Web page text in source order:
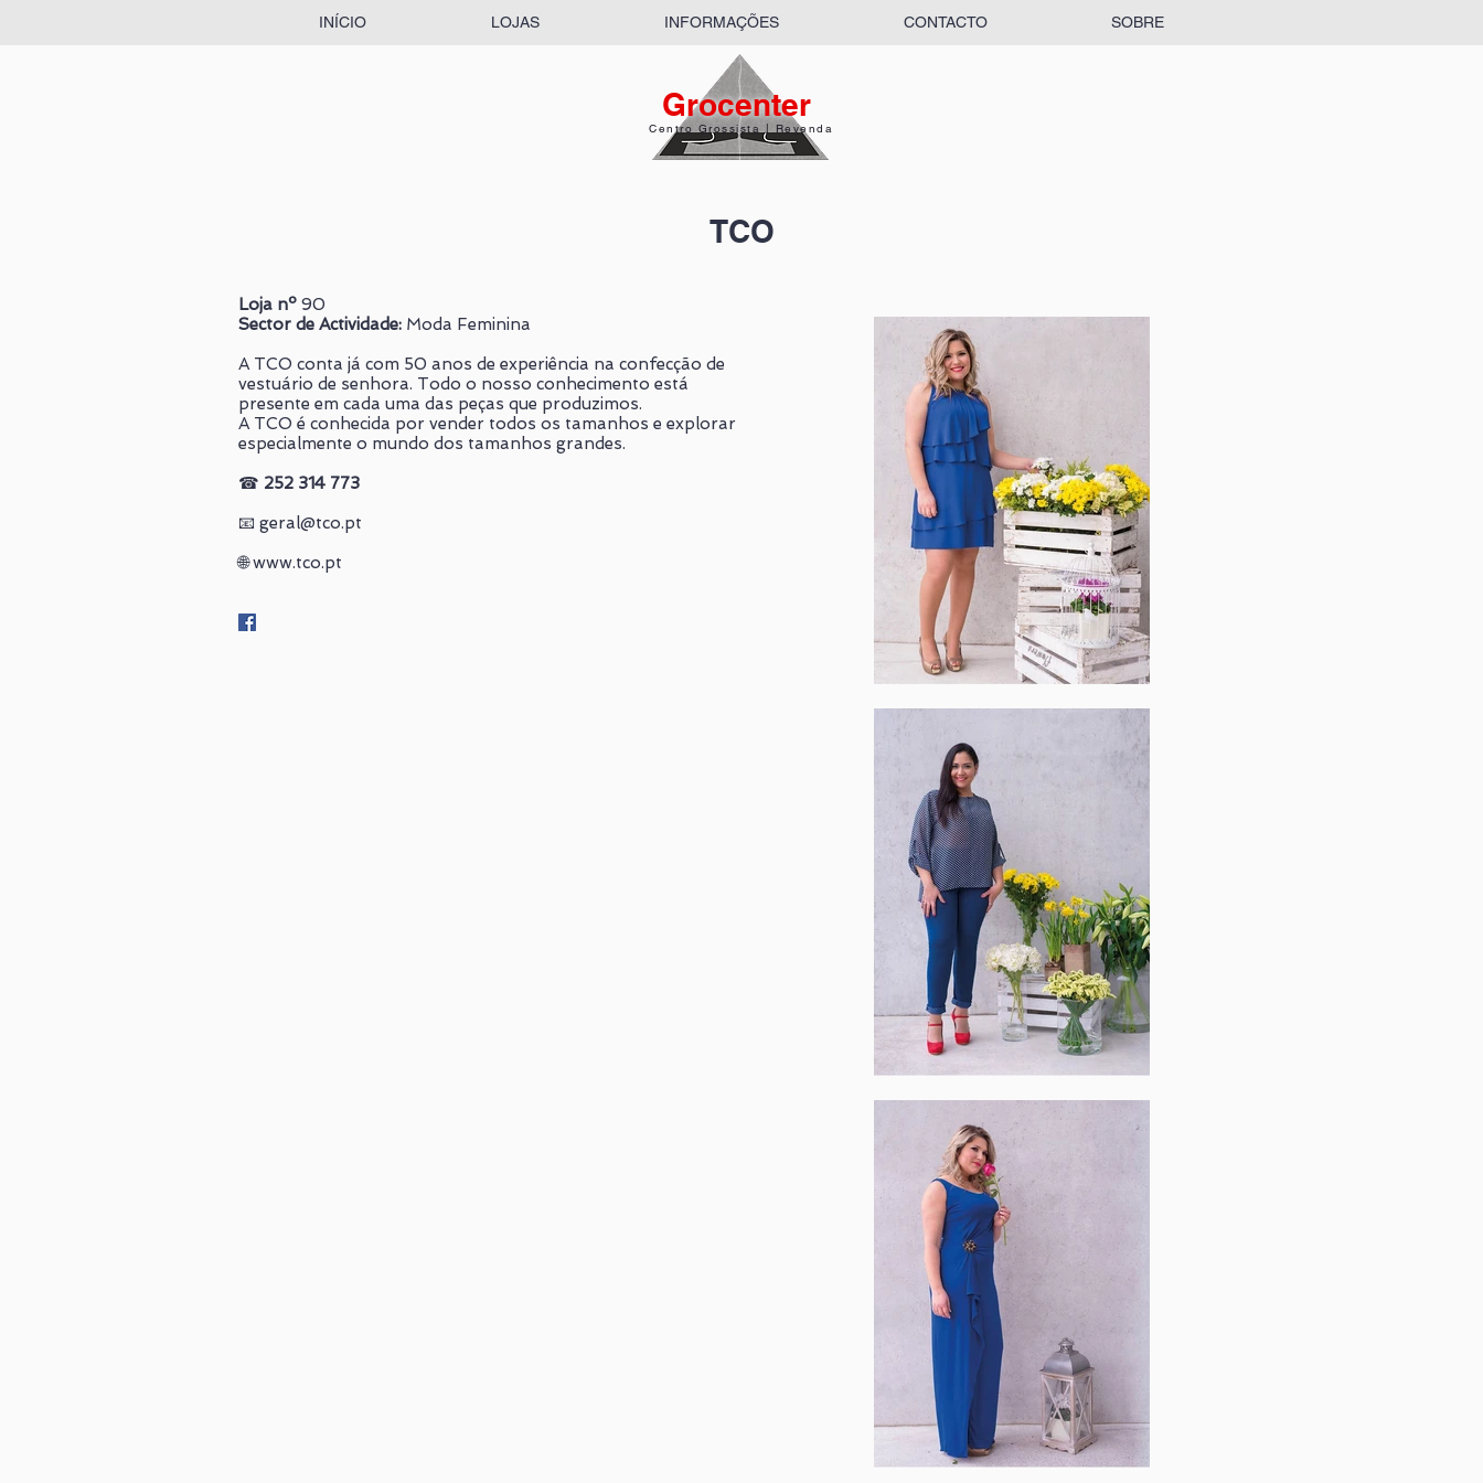
INÍCIO LOJAS INFORMAÇÕES CONTACTO SOBRE
Grocenter
Centro Grossista | Revenda
TCO
Loja nº 90
Sector de Actividade: Moda Feminina
A TCO conta já com 50 anos de experiência na confecção de
vestuário de senhora. Todo o nosso conhecimento está
presente em cada uma das peças que produzimos.
A TCO é conhecida por vender todos os tamanhos e explorar
especialmente o mundo dos tamanhos grandes.
☎ 252 314 773
📧 geral@tco.pt
🌐www.tco.pt